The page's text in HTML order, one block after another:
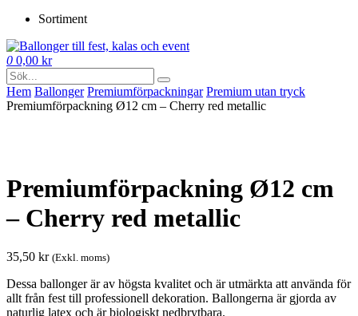
Sortiment
0 0,00 kr
Hem Ballonger Premium­förpackningar Premium utan tryck
Premiumförpackning Ø12 cm – Cherry red metallic
Premiumförpackning Ø12 cm
– Cherry red metallic
35,50 kr (Exkl. moms)
Dessa ballonger är av högsta kvalitet och är utmärkta att använda för
allt från fest till professionell dekoration. Ballongerna är gjorda av
naturlig latex och är biologiskt nedbrytbara.